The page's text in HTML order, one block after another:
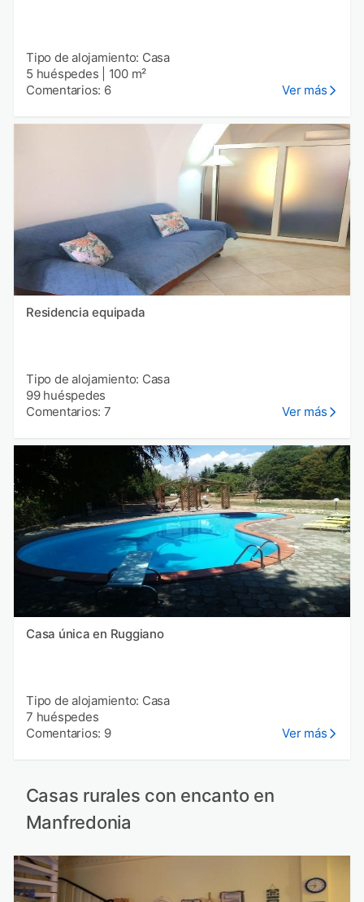
Tipo de alojamiento: Casa
5 huéspedes
100 m²
Comentarios: 6
Ver más
Residencia equipada
Tipo de alojamiento: Casa
99 huéspedes
Comentarios: 7
Ver más
Casa única en Ruggiano
Tipo de alojamiento: Casa
7 huéspedes
Comentarios: 9
Ver más
Casas rurales con encanto en
Manfredonia